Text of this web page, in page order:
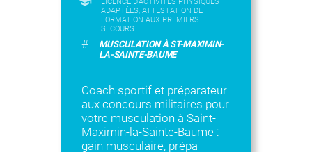
ADAPTÉES, ATTESTATION DE
FORMATION AUX PREMIERS
SECOURS
#
MUSCULATION À ST-MAXIMIN-
LA-SAINTE-BAUME
Coach sportif et préparateur
aux concours militaires pour
votre musculation à Saint-
Maximin-la-Sainte-Baume :
gain musculaire, prépa